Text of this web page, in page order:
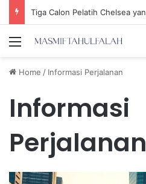
Menu
Home / Informasi Perjalanan
Informasi
Perjalanan